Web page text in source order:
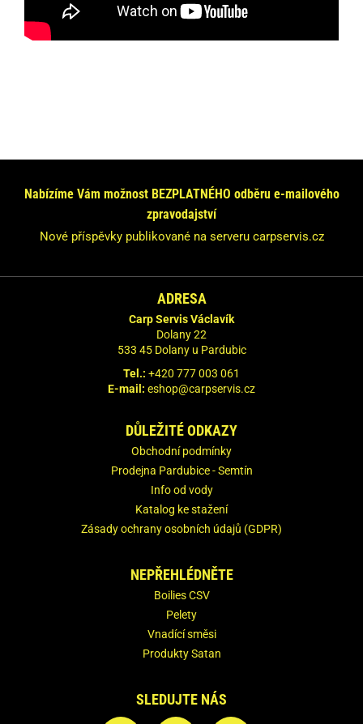
Odpovíme Vám do 24 hodin.
Vaše údaje nebudeme nikde zveřejňovat.
Nabízíme Vám možnost BEZPLATNÉHO odběru e-mailového
zpravodajství
Nové příspěvky publikované na serveru carpservis.cz
ADRESA
Carp Servis Václavík
Dolany 22
533 45 Dolany u Pardubic
Tel.: +420 777 003 061
E-mail: eshop@carpservis.cz
DŮLEŽITÉ ODKAZY
Obchodní podmínky
Prodejna Pardubice - Semtín
Info od vody
Katalog ke stažení
Zásady ochrany osobních údajů (GDPR)
NEPŘEHLÉDNĚTE
Boilies CSV
Pelety
Vnadící směsi
Produkty Satan
SLEDUJTE NÁS